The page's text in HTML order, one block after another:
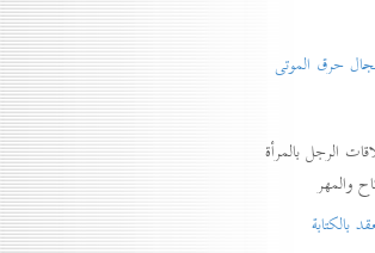
حرق الموتی
الرجل بالمرأة
والمهر